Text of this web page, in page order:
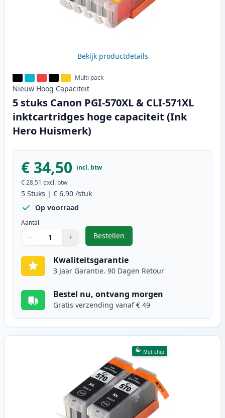
Bekijk productdetails
Multi pack
Nieuw Hoog Capaciteit
5 stuks Canon PGI-570XL & CLI-571XL
inktcartridges hoge capaciteit (Ink
Hero Huismerk)
€ 34,50 incl. btw
€ 28,51 excl. btw
5 Stuks | € 6,90 /stuk
Op voorraad
Aantal
Gebruik de knoppen om aan te passen
− +
1
Bestellen
,5 stuks Canon PGI-570XL &
Kwaliteitsgarantie
3 Jaar Garantie. 90 Dagen Retour
Bestel nu, ontvang morgen
Gratis verzending vanaf € 49
Met chip